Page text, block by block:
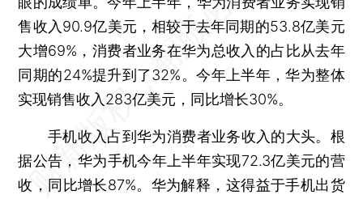
售收入90.9亿美元，相较于去年同期的53.8亿美元
大增69%，消费者业务在华为总收入的占比从去年
同期的24%提升到了32%。今年上半年，华为整体
实现销售收入283亿美元，同比增长30%。
手机收入占到华为消费者业务收入的大头。根
据公告，华为手机今年上半年实现72.3亿美元的营
收，同比增长87%。华为解释，这得益于手机出货